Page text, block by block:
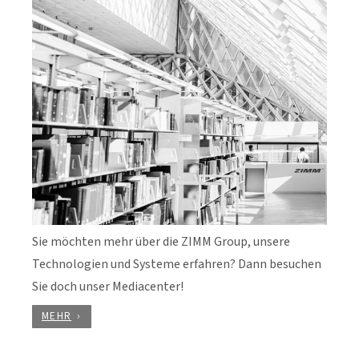
Sie möchten mehr über die ZIMM Group, unsere
Technologien und Systeme erfahren? Dann besuchen
Sie doch unser Mediacenter!
MEHR